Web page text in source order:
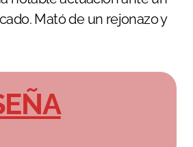
Mató de un rejonazo y